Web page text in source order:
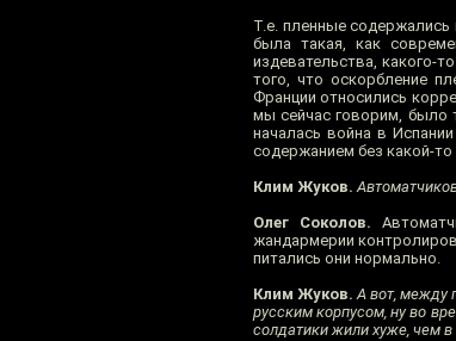
Т.е. пленные содержались
была такая, как
издевательства, какого-
того, что оскорбление
Франции относились
мы сейчас говорим, было
началась война в
содержанием без какой-
Клим Жуков.
Олег Соколов.
жандармерии
питались они нормально.
Клим Жуков. А вот, между
русским корпусом, ну во
солдатики жили хуже, чем в